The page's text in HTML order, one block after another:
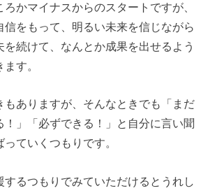
かマイナスからのスタートですが、
信をもって、明るい未来を信じながら
を続けて、なんとか成果を出せるよう
す。
もありますが、そんなときでも「まだ
！」「必ずできる！」と自分に言い聞
ていくつもりです。
するつもりでみていただけるとうれし